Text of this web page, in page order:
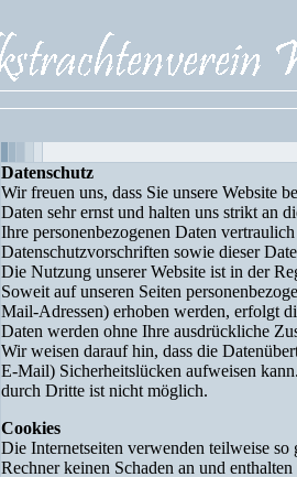
Datenschutz
Wir freuen uns, dass Sie unsere Website
Daten sehr ernst und halten uns strikt an
Ihre personenbezogenen Daten
Datenschutzvorschriften sowie dieser
Die Nutzung unserer Website ist in der
Soweit auf unseren Seiten
Mail-Adressen) erhoben werden, erfolgt
Daten werden ohne Ihre ausdrückliche
Wir weisen darauf hin, dass die
E-Mail) Sicherheitslücken aufweisen
durch Dritte ist nicht möglich.
Cookies
Die Internetseiten verwenden teilweise
Rechner keinen Schaden an und